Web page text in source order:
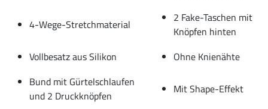
4-Wege-Stretchmaterial
2 Fake-Taschen mit
Knöpfen hinten
Vollbesatz aus Silikon
Ohne Knienähte
Bund mit Gürtelschlaufen
und 2 Druckknöpfen
Mit Shape-Effekt